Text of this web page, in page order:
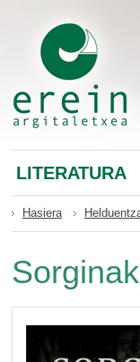
LITERATURA
Hasiera
Sorginak